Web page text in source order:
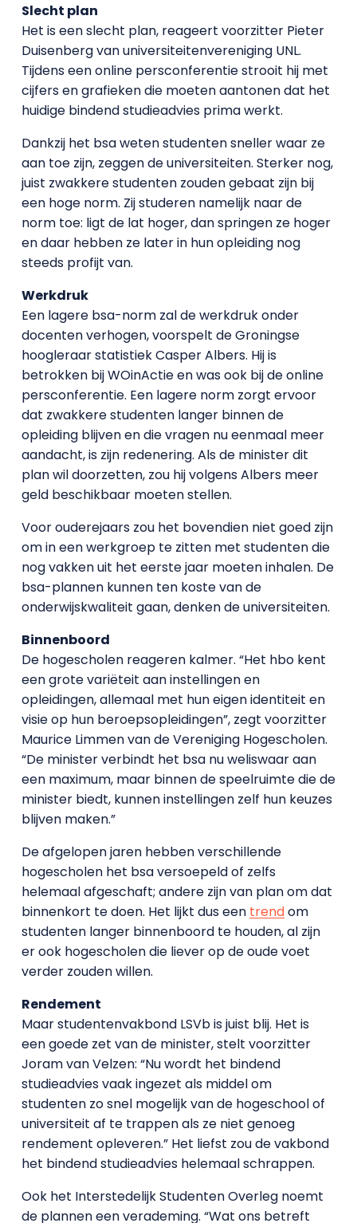
Slecht plan
Het is een slecht plan, reageert voorzitter Pieter
Duisenberg van universiteitenvereniging UNL.
Tijdens een online persconferentie strooit hij met
cijfers en grafieken die moeten aantonen dat het
huidige bindend studieadvies prima werkt.
Dankzij het bsa weten studenten sneller waar ze
aan toe zijn, zeggen de universiteiten. Sterker nog,
juist zwakkere studenten zouden gebaat zijn bij
een hoge norm. Zij studeren namelijk naar de
norm toe: ligt de lat hoger, dan springen ze hoger
en daar hebben ze later in hun opleiding nog
steeds profijt van.
Werkdruk
Een lagere bsa-norm zal de werkdruk onder
docenten verhogen, voorspelt de Groningse
hoogleraar statistiek Casper Albers. Hij is
betrokken bij WOinActie en was ook bij de online
persconferentie. Een lagere norm zorgt ervoor
dat zwakkere studenten langer binnen de
opleiding blijven en die vragen nu eenmaal meer
aandacht, is zijn redenering. Als de minister dit
plan wil doorzetten, zou hij volgens Albers meer
geld beschikbaar moeten stellen.
Voor ouderejaars zou het bovendien niet goed zijn
om in een werkgroep te zitten met studenten die
nog vakken uit het eerste jaar moeten inhalen. De
bsa-plannen kunnen ten koste van de
onderwijskwaliteit gaan, denken de universiteiten.
Binnenboord
De hogescholen reageren kalmer. “Het hbo kent
een grote variëteit aan instellingen en
opleidingen, allemaal met hun eigen identiteit en
visie op hun beroepsopleidingen”, zegt voorzitter
Maurice Limmen van de Vereniging Hogescholen.
“De minister verbindt het bsa nu weliswaar aan
een maximum, maar binnen de speelruimte die de
minister biedt, kunnen instellingen zelf hun keuzes
blijven maken.”
De afgelopen jaren hebben verschillende
hogescholen het bsa versoepeld of zelfs
helemaal afgeschaft; andere zijn van plan om dat
binnenkort te doen. Het lijkt dus een trendom
studenten langer binnenboord te houden, al zijn
er ook hogescholen die liever op de oude voet
verder zouden willen.
Rendement
Maar studentenvakbond LSVb is juist blij. Het is
een goede zet van de minister, stelt voorzitter
Joram van Velzen: “Nu wordt het bindend
studieadvies vaak ingezet als middel om
studenten zo snel mogelijk van de hogeschool of
universiteit af te trappen als ze niet genoeg
rendement opleveren.” Het liefst zou de vakbond
het bindend studieadvies helemaal schrappen.
Ook het Interstedelijk Studenten Overleg noemt
de plannen een verademing. “Wat ons betreft